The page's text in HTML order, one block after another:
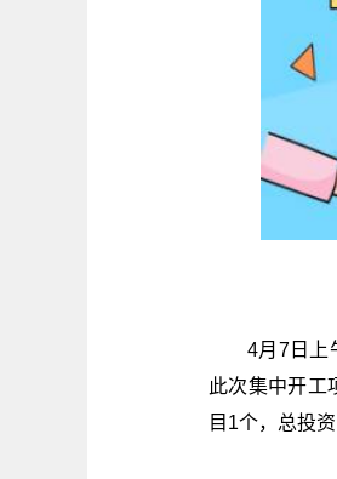
4月7日上
此次集中开工
目1个，总投资